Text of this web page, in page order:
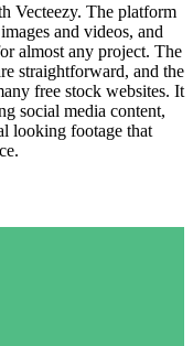
Vecteezy. The platform
and videos, and
almost any project. The
straightforward, and the
free stock websites. It
social media content,
looking footage that